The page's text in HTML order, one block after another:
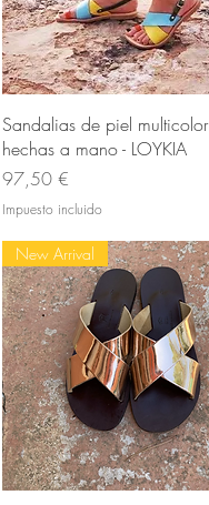
Vista rápida
Sandalias de piel multicolor
hechas a mano - LOYKIA
Precio
97,50 €
Impuesto incluido
New Arrival